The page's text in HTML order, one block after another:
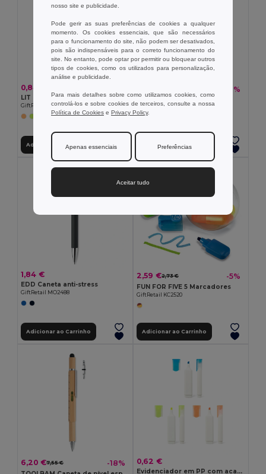
0,84 €
LIT Marcador de texto em RPET
GiftRetail MO2427
Adicionar ao Carrinho
-1%
RIO DUO Caneta 2 em 1
GiftRetail MO7440
Adicionar ao Carrinho
1,84 €
EDD Caneta anti-stress
GiftRetail MO2488
Adicionar ao Carrinho
2,59 €2,73 € -5%
FUN FOR FIVE 5 Marcadores
GiftRetail KC2520
Adicionar ao Carrinho
6,20 €7,55 € -18% 0,62 €
Evidenciador em PP com acabamento brilhante
nosso site e publicidade.
Pode gerir as suas preferências de cookies a qualquer
momento. Os cookies essenciais, que são necessários
para o funcionamento do site, não podem ser desativados,
pois são indispensáveis para o correto funcionamento do
site. No entanto, pode optar por permitir ou bloquear outros
tipos de cookies, como os utilizados para personalização,
análise e publicidade.
Para mais detalhes sobre como utilizamos cookies, como
controlá-los e sobre cookies de terceiros, consulte a nossa
Política de Cookies e Privacy Policy.
Apenas essenciais Preferências
Aceitar tudo